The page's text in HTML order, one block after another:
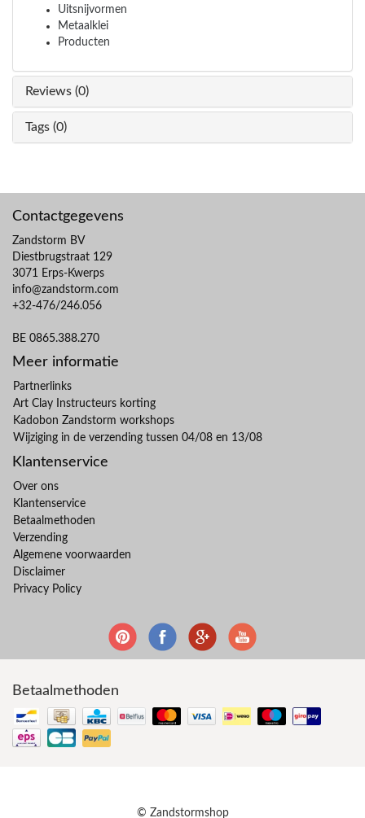
Uitsnijvormen
Metaalklei
Producten
Reviews (0)
Tags (0)
Contactgegevens
Zandstorm BV
Diestbrugstraat 129
3071 Erps-Kwerps
info@zandstorm.com
+32-476/246.056
BE 0865.388.270
Meer informatie
Partnerlinks
Art Clay Instructeurs korting
Kadobon Zandstorm workshops
Wijziging in de verzending tussen 04/08 en 13/08
Klantenservice
Over ons
Klantenservice
Betaalmethoden
Verzending
Algemene voorwaarden
Disclaimer
Privacy Policy
Betaalmethoden
© Zandstormshop